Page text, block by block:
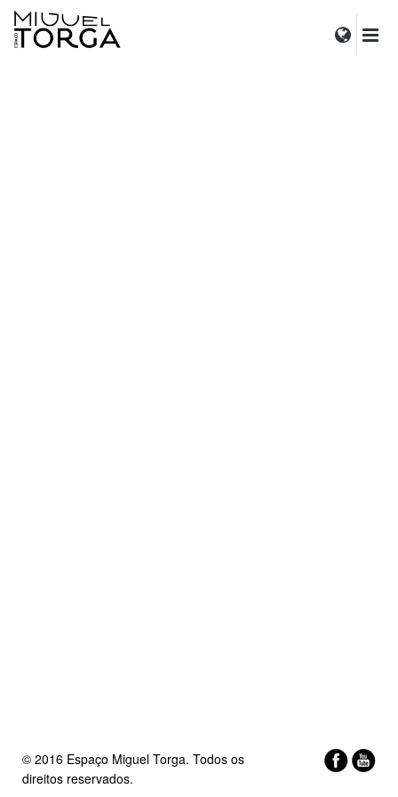
© 2016 Espaço Miguel Torga. Todos os
direitos reservados.